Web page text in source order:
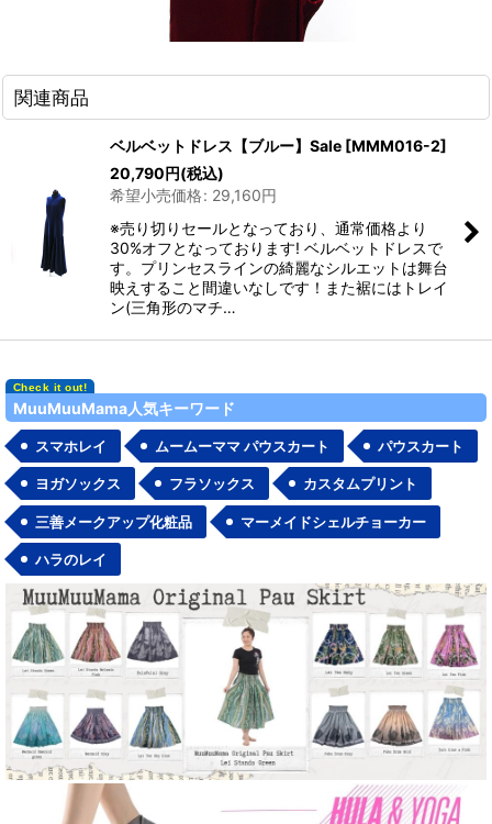
関連商品
ベルベットドレス【ブルー】Sale [MMM016-2]
20,790円(税込)
希望小売価格: 29,160円
※売り切りセールとなっており、通常価格より
30%オフとなっております! ベルベットドレスで
す。プリンセスラインの綺麗なシルエットは舞台
映えすること間違いなしです！また裾にはトレイ
ン(三角形のマチ…
MuuMuuMama人気キーワード
スマホレイ ムームーママ パウスカート パウスカート
ヨガソックス フラソックス カスタムプリント
三善メークアップ化粧品 マーメイドシェルチョーカー
ハラのレイ